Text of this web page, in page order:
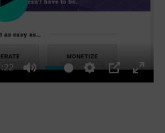
Mute Settings
PIP
Enter
Play